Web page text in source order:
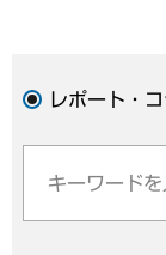
レポート・